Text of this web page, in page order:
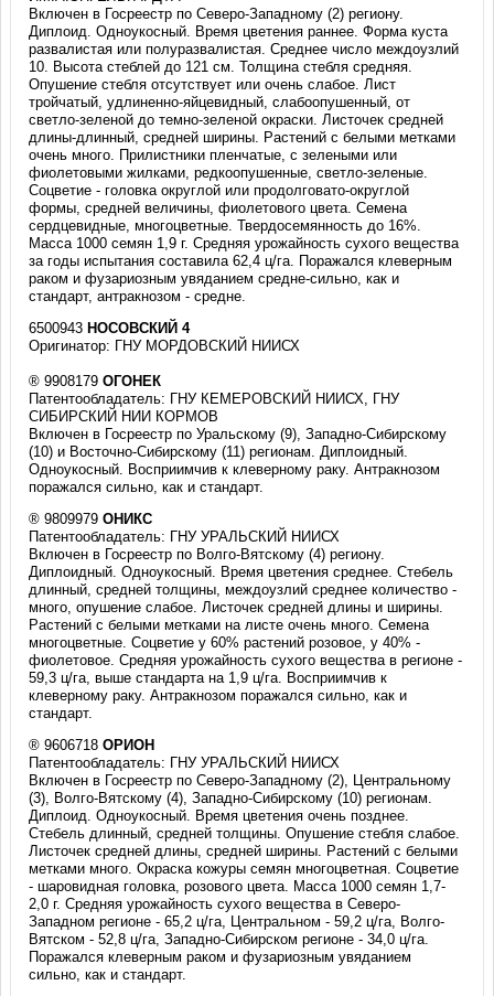
Включен в Госреестр по Северо-Западному (2) региону.
Диплоид. Одноукосный. Время цветения раннее. Форма куста
развалистая или полуразвалистая. Среднее число междоузлий
10. Высота стеблей до 121 см. Толщина стебля средняя.
Опушение стебля отсутствует или очень слабое. Лист
тройчатый, удлиненно-яйцевидный, слабоопушенный, от
светло-зеленой до темно-зеленой окраски. Листочек средней
длины-длинный, средней ширины. Растений с белыми метками
очень много. Прилистники пленчатые, с зелеными или
фиолетовыми жилками, редкоопушенные, светло-зеленые.
Соцветие - головка округлой или продолговато-округлой
формы, средней величины, фиолетового цвета. Семена
сердцевидные, многоцветные. Твердосемянность до 16%.
Масса 1000 семян 1,9 г. Средняя урожайность сухого вещества
за годы испытания составила 62,4 ц/га. Поражался клеверным
раком и фузариозным увяданием средне-сильно, как и
стандарт, антракнозом - средне.
6500943 НОСОВСКИЙ 4
Оригинатор: ГНУ МОРДОВСКИЙ НИИСХ
® 9908179ОГОНЕК
Патентообладатель: ГНУ КЕМЕРОВСКИЙ НИИСХ, ГНУ
СИБИРСКИЙ НИИ КОРМОВ
Включен в Госреестр по Уральскому (9), Западно-Сибирскому
(10) и Восточно-Сибирскому (11) регионам. Диплоидный.
Одноукосный. Восприимчив к клеверному раку. Антракнозом
поражался сильно, как и стандарт.
® 9809979ОНИКС
Патентообладатель: ГНУ УРАЛЬСКИЙ НИИСХ
Включен в Госреестр по Волго-Вятскому (4) региону.
Диплоидный. Одноукосный. Время цветения среднее. Стебель
длинный, средней толщины, междоузлий среднее количество -
много, опушение слабое. Листочек средней длины и ширины.
Растений с белыми метками на листе очень много. Семена
многоцветные. Соцветие у 60% растений розовое, у 40% -
фиолетовое. Средняя урожайность сухого вещества в регионе -
59,3 ц/га, выше стандарта на 1,9 ц/га. Восприимчив к
клеверному раку. Антракнозом поражался сильно, как и
стандарт.
® 9606718ОРИОН
Патентообладатель: ГНУ УРАЛЬСКИЙ НИИСХ
Включен в Госреестр по Северо-Западному (2), Центральному
(3), Волго-Вятскому (4), Западно-Сибирскому (10) регионам.
Диплоид. Одноукосный. Время цветения очень позднее.
Стебель длинный, средней толщины. Опушение стебля слабое.
Листочек средней длины, средней ширины. Растений с белыми
метками много. Окраска кожуры семян многоцветная. Соцветие
- шаровидная головка, розового цвета. Масса 1000 семян 1,7-
2,0 г. Средняя урожайность сухого вещества в Северо-
Западном регионе - 65,2 ц/га, Центральном - 59,2 ц/га, Волго-
Вятском - 52,8 ц/га, Западно-Сибирском регионе - 34,0 ц/га.
Поражался клеверным раком и фузариозным увяданием
сильно, как и стандарт.